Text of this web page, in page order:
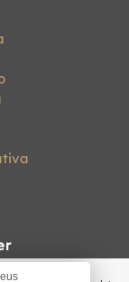
San Salvador,